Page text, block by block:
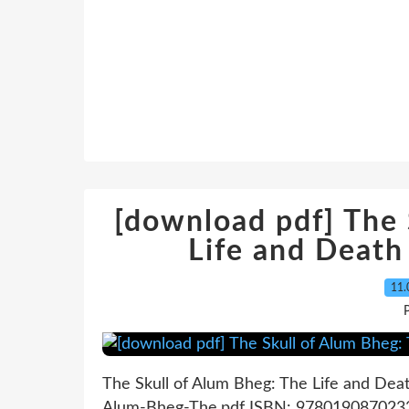
[download pdf]
Life and
The Skull of Alum Bheg: The Life and